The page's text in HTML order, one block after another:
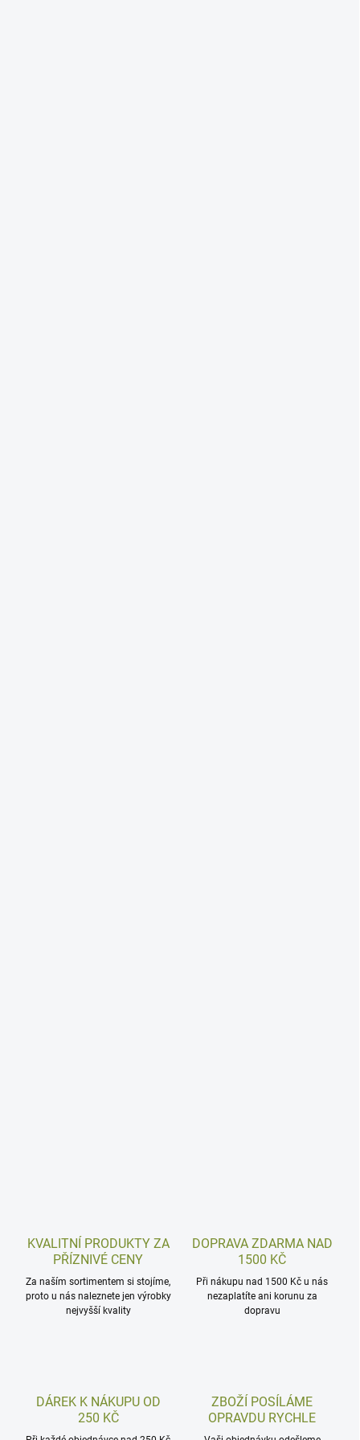
KVALITNÍ PRODUKTY ZA
PŘÍZNIVÉ CENY
Za naším sortimentem si stojíme,
proto u nás naleznete jen výrobky
nejvyšší kvality
DOPRAVA ZDARMA NAD
1500 KČ
Při nákupu nad 1500 Kč u nás
nezaplatíte ani korunu za
dopravu
DÁREK K NÁKUPU OD
250 KČ
ZBOŽÍ POSÍLÁME
OPRAVDU RYCHLE